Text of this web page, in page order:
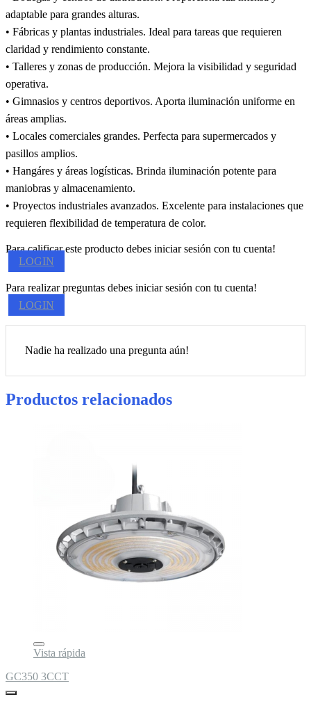
adaptable para grandes alturas.
• Fábricas y plantas industriales. Ideal para tareas que requieren
claridad y rendimiento constante.
• Talleres y zonas de producción. Mejora la visibilidad y seguridad
operativa.
• Gimnasios y centros deportivos. Aporta iluminación uniforme en
áreas amplias.
• Locales comerciales grandes. Perfecta para supermercados y
pasillos amplios.
• Hangáres y áreas logísticas. Brinda iluminación potente para
maniobras y almacenamiento.
• Proyectos industriales avanzados. Excelente para instalaciones que
requieren flexibilidad de temperatura de color.
Para calificar este producto debes iniciar sesión con tu cuenta!
LOGIN
Para realizar preguntas debes iniciar sesión con tu cuenta!
LOGIN
Nadie ha realizado una pregunta aún!
Productos relacionados
Vista rápida
GC350 3CCT